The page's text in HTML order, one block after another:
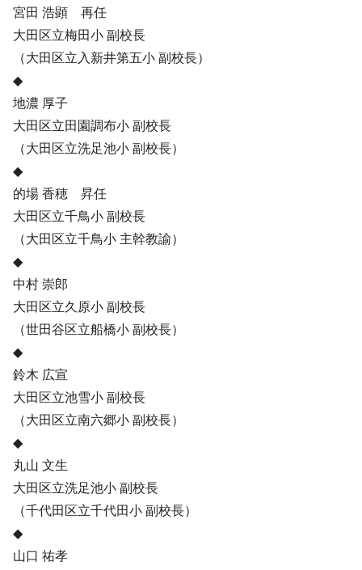
宮田 浩顕 再任
大田区立梅田小 副校長
（大田区立入新井第五小 副校長）
◆
地濃 厚子
大田区立田園調布小 副校長
（大田区立洗足池小 副校長）
◆
的場 香穂 昇任
大田区立千鳥小 副校長
（大田区立千鳥小 主幹教諭）
◆
中村 崇郎
大田区立久原小 副校長
（世田谷区立船橋小 副校長）
◆
鈴木 広宣
大田区立池雪小 副校長
（大田区立南六郷小 副校長）
◆
丸山 文生
大田区立洗足池小 副校長
（千代田区立千代田小 副校長）
◆
山口 祐孝